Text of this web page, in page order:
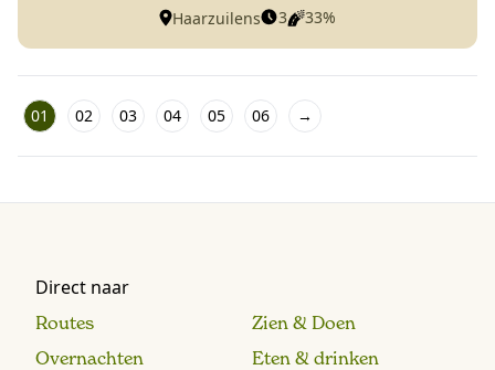
Haarzuilens 3 33%
01 02 03 04 05 06 →
Direct naar
Routes
Zien & Doen
Overnachten
Eten & drinken